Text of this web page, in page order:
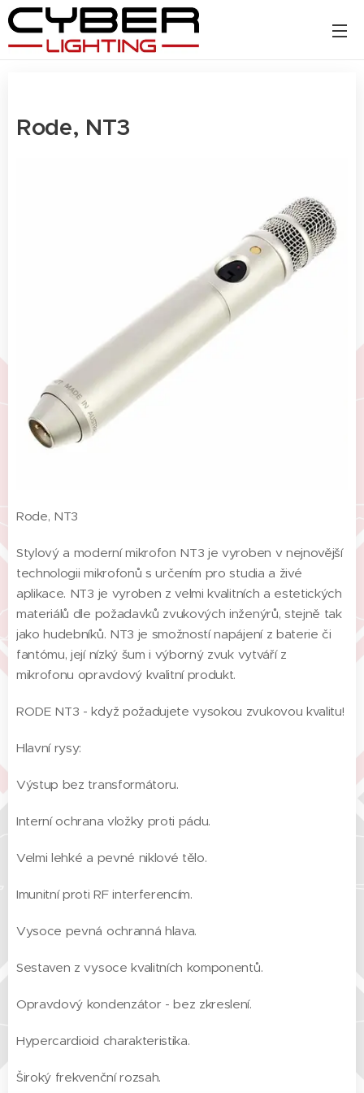
Rode, NT3
Rode, NT3
Stylový a moderní mikrofon NT3 je vyroben v nejnovější
technologii mikrofonů s určením pro studia a živé
aplikace. NT3 je vyroben z velmi kvalitních a estetických
materiálů dle požadavků zvukových inženýrů, stejně tak
jako hudebníků. NT3 je smožností napájení z baterie či
fantómu, její nízký šum i výborný zvuk vytváří z
mikrofonu opravdový kvalitní produkt.
RODE NT3 - když požadujete vysokou zvukovou kvalitu!
Hlavní rysy:
Výstup bez transformátoru.
Interní ochrana vložky proti pádu.
Velmi lehké a pevné niklové tělo.
Imunitní proti RF interferencím.
Vysoce pevná ochranná hlava.
Sestaven z vysoce kvalitních komponentů.
Opravdový kondenzátor - bez zkreslení.
Hypercardioid charakteristika.
Široký frekvenční rozsah.